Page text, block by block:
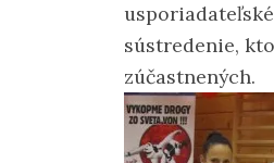
sústredenie,
zúčastnených.